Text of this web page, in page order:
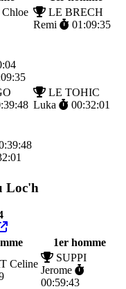
LE BRECH
Remi
01:09:35
LE TOHIC
Luka
00:32:01
Loc'h
1er homme
Celine
SUPPI
Jerome
00:59:43